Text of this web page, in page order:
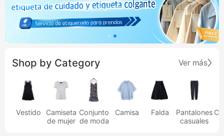
Shop by Category Ver más
Vestido
Camiseta
de mujer
Conjunto
de moda
Camisa Falda
Pantalones
casuales